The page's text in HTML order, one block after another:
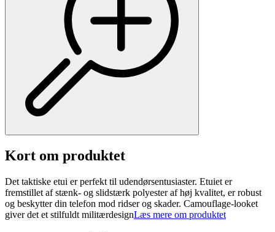
Kort om produktet
Det taktiske etui er perfekt til udendørsentusiaster. Etuiet er
fremstillet af stænk- og slidstærk polyester af høj kvalitet, er robust
og beskytter din telefon mod ridser og skader. Camouflage-looket
giver det et stilfuldt militærdesignLæs mere om produktet